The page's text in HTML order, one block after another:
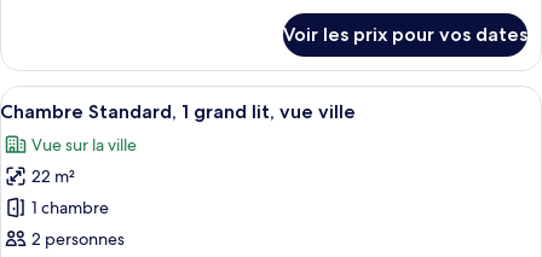
lit
une
place,
fumeurs
le
type
de
Chambre
Standard,
lit
une
Voir les prix pour vos dates
Afficher
toutes
les
photos
pour
ce
Une chambre d’hôtel avec un
6
Chambre Standard, 1 grand lit, vue ville
Vue sur la ville
22 m²
1 chambre
2 personnes